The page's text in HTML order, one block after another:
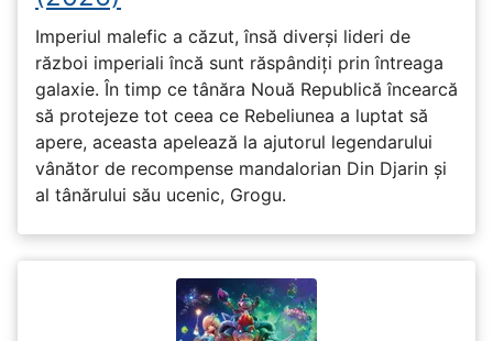
Imperiul malefic a căzut, însă diverși lideri de
război imperiali încă sunt răspândiți prin întreaga
galaxie. În timp ce tânăra Nouă Republică încearcă
să protejeze tot ceea ce Rebeliunea a luptat să
apere, aceasta apelează la ajutorul legendarului
vânător de recompense mandalorian Din Djarin și
al tânărului său ucenic, Grogu.